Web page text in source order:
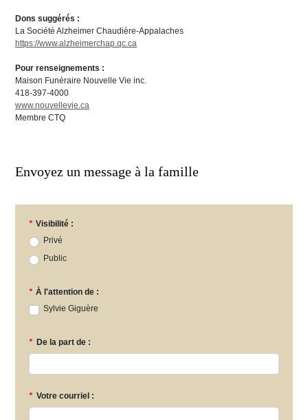
Dons suggérés :
La Société Alzheimer Chaudière-Appalaches
https://www.alzheimerchap.qc.ca
Pour renseignements :
Maison Funéraire Nouvelle Vie inc.
418-397-4000
www.nouvellevie.ca
Membre CTQ
Envoyez un message à la famille
* Visibilité :
Privé
Public
* À l'attention de :
Sylvie Giguère
* De la part de :
* Votre courriel :